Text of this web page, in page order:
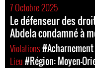
7 Octobre 2025
Le défenseur des
Abdela condamné à
Violations
Lieu#Région: Moyen-